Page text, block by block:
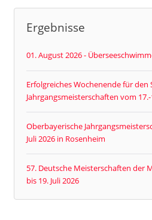
Ergebnisse
01. August 2026 -
Erfolgreiches Wochenende für den
Jahrgangsmeisterschaften vom 17.-
Oberbayerische
Juli 2026 in Rosenheim
57. Deutsche Meisterschaften der
bis 19. Juli 2026